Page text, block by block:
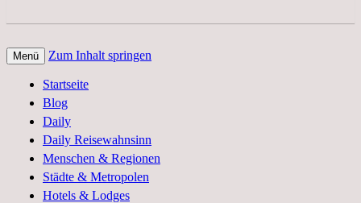
Paettkes News
Welt auf einen Blick. Reportagen, Texte
und Geschichten aus dem Leben
Menü Zum Inhalt springen
Startseite
Blog
Daily
Daily Reisewahnsinn
Menschen & Regionen
Städte & Metropolen
Hotels & Lodges